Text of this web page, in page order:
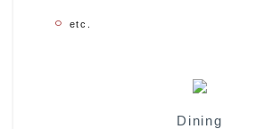
etc.
Dining